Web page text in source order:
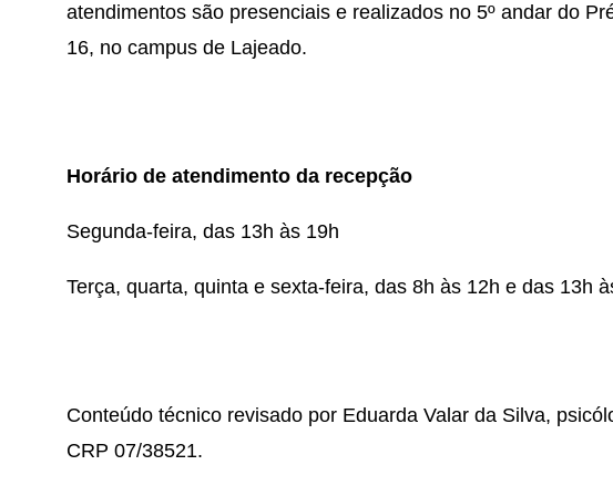
atendimentos são presenciais e realizados no 5º andar do
16, no campus de Lajeado.
Horário de atendimento da recepção
Segunda-feira, das 13h às 19h
Terça, quarta, quinta e sexta-feira, das 8h às 12h e das 13h
Conteúdo técnico revisado por Eduarda Valar da Silva,
CRP 07/38521.